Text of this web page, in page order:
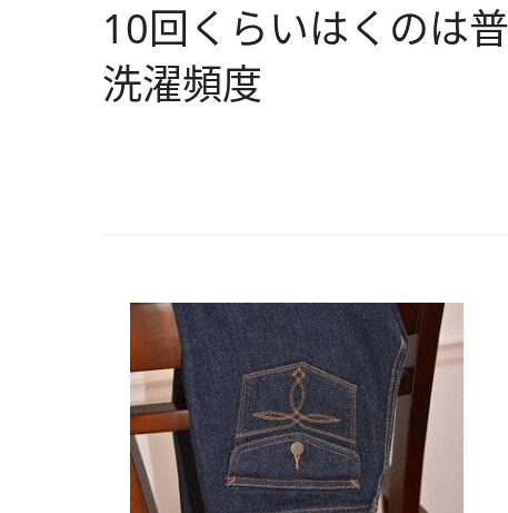
10回くらいはくのは
洗濯頻度